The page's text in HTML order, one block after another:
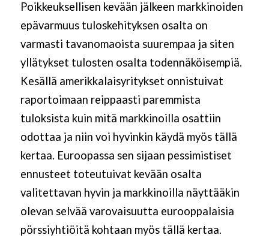
Poikkeuksellisen kevään jälkeen markkinoiden
epävarmuus tuloskehityksen osalta on
varmasti tavanomaoista suurempaa ja siten
yllätykset tulosten osalta todennäköisempiä.
Kesällä amerikkalaisyritykset onnistuivat
raportoimaan reippaasti paremmista
tuloksista kuin mitä markkinoilla osattiin
odottaa ja niin voi hyvinkin käydä myös tällä
kertaa. Euroopassa sen sijaan pessimistiset
ennusteet toteutuivat kevään osalta
valitettavan hyvin ja markkinoilla näyttääkin
olevan selvää varovaisuutta eurooppalaisia
pörssiyhtiöitä kohtaan myös tällä kertaa.